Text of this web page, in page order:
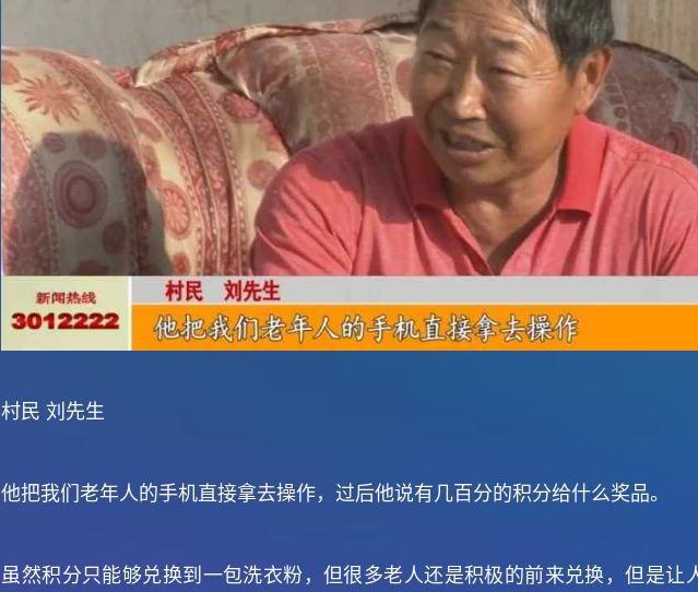
村民 刘先生
他把我们老年人的手机直接拿去操作，过后他说有几百分的积分给什么奖品。
虽然积分只能够兑换到一包洗衣粉，但很多老人还是积极的前来兑换，但是让